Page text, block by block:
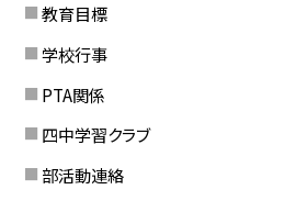
教育目標
学校行事
PTA関係
四中学習クラブ
部活動連絡